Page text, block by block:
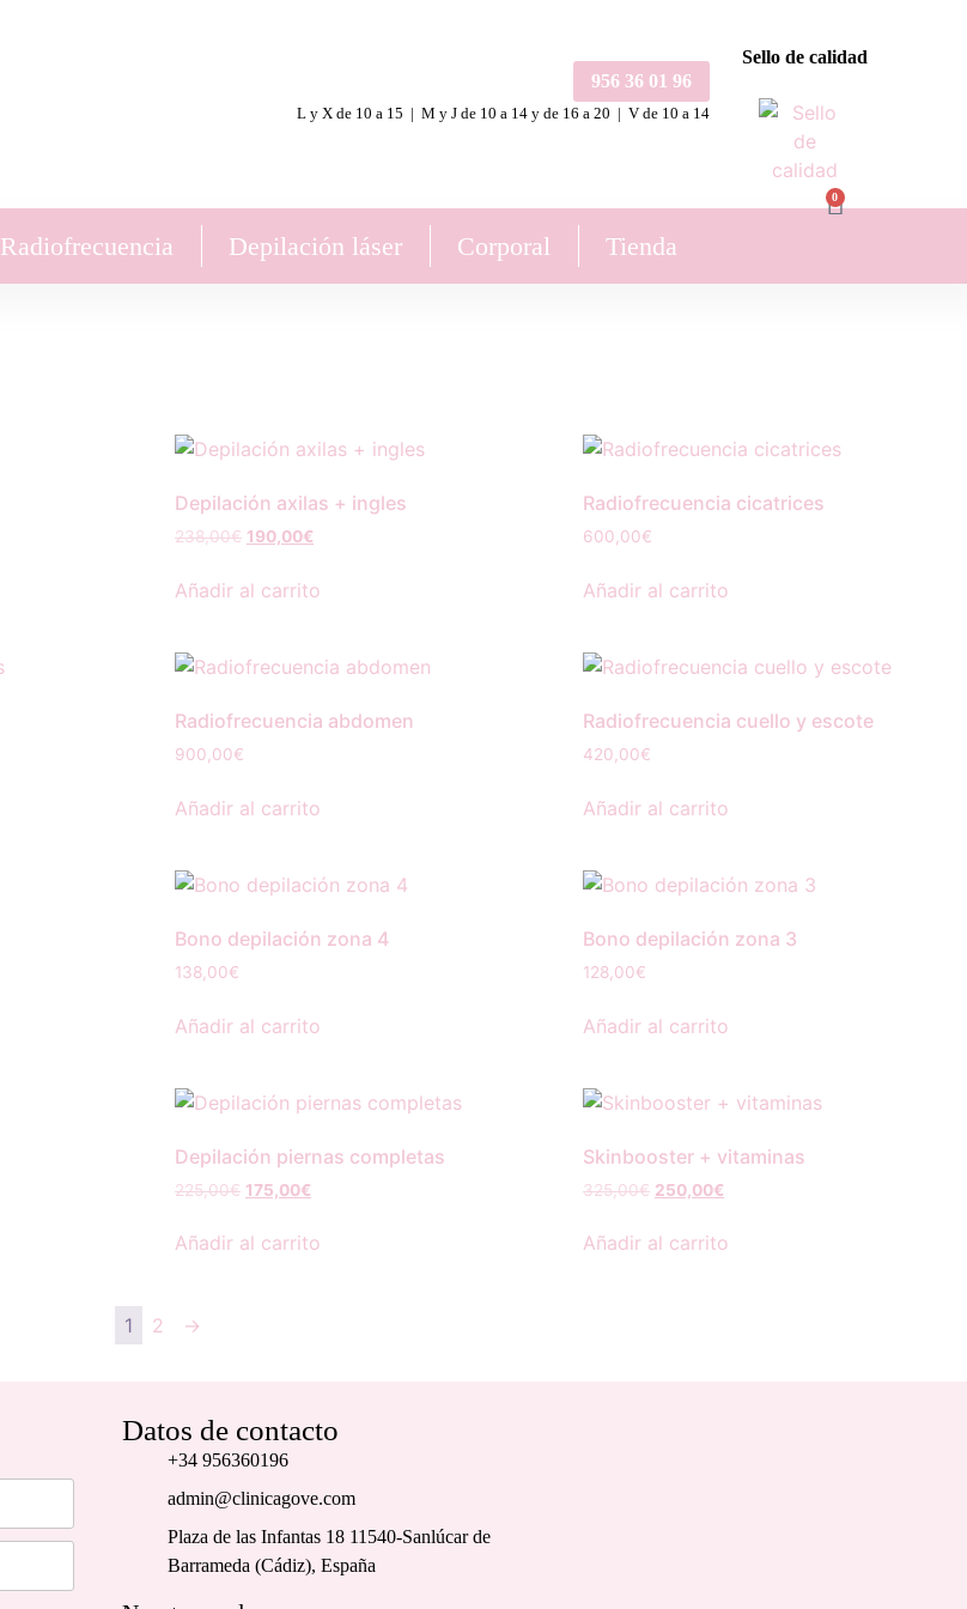
956 36 01 96
L y X de 10 a 15 | M y J de 10 a 14 y de 16 a 20 | V de 10 a 14
Sello de calidad
Radiofrecuencia Depilación láser Corporal Tienda
0
Depilación axilas + ingles
238,00€ 190,00€
Añadir al carrito
Radiofrecuencia cicatrices
600,00€
Añadir al carrito
Radiofrecuencia abdomen
900,00€
Añadir al carrito
Radiofrecuencia cuello y escote
420,00€
Añadir al carrito
Bono depilación zona 4
138,00€
Añadir al carrito
Bono depilación zona 3
128,00€
Añadir al carrito
Depilación piernas completas
225,00€ 175,00€
Añadir al carrito
Skinbooster + vitaminas
325,00€ 250,00€
Añadir al carrito
1 2 →
Datos de contacto
+34 956360196
admin@clinicagove.com
Plaza de las Infantas 18 11540-Sanlúcar de
Barrameda (Cádiz), España